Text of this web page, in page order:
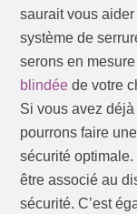
saurait vous
système de
serons en
blindée de votre
Si vous avez
pourrons faire
sécurité
être associé au
sécurité. C’est